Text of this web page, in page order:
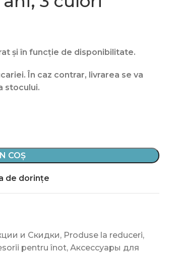
și în funcție de disponibilitate.
În caz contrar, livrarea se va
stocului.
COȘ
de dorințe
и Скидки, Produse la reduceri,
pentru înot, Аксессуары для